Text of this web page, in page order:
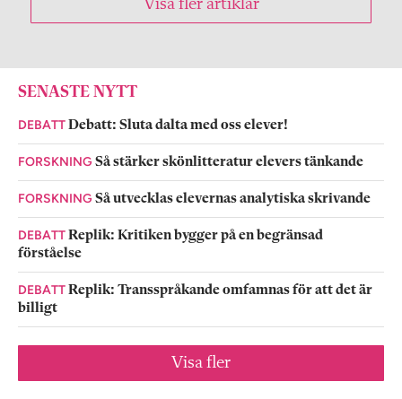
Visa fler artiklar
SENASTE NYTT
DEBATTDebatt: Sluta dalta med oss elever!
FORSKNING Så stärker skönlitteratur elevers tänkande
FORSKNING Så utvecklas elevernas analytiska skrivande
DEBATTReplik: Kritiken bygger på en begränsad
förståelse
DEBATTReplik: Transspråkande omfamnas för att det är
billigt
Visa fler